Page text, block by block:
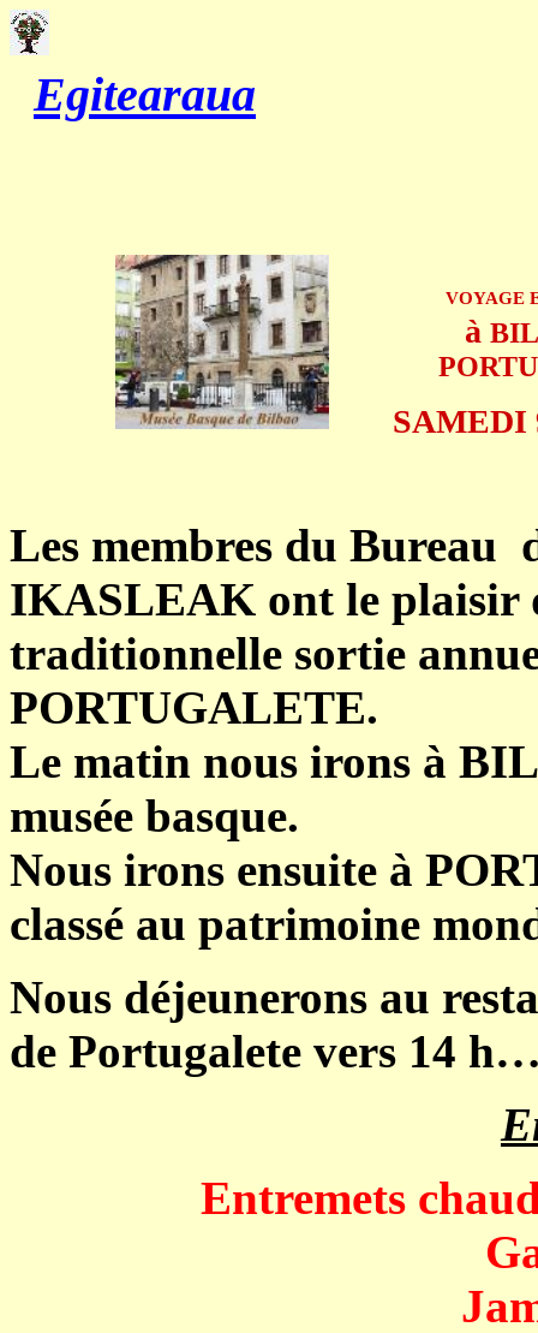
Egitearaua
VOYAGE
à
SAMEDI
Les membres du Bureau
IKASLEAK ont le plaisir
traditionnelle sortie
PORTUGALETE.
Le matin nous irons à
musée basque.
Nous irons ensuite à
classé au patrimoine
Nous déjeunerons au
de Portugalete vers 14
Entremets